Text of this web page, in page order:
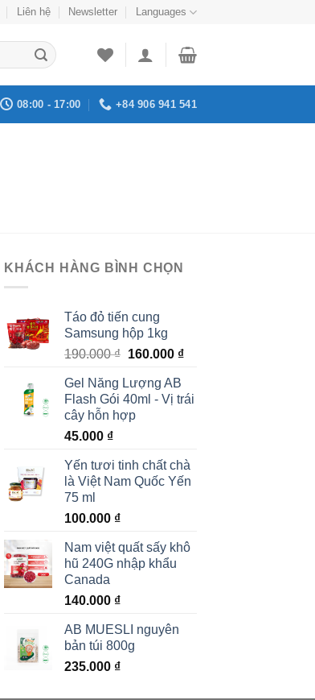
Liên hệ Newsletter Languages
08:00 - 17:00 +84 906 941 541
KHÁCH HÀNG BÌNH CHỌN
Táo đỏ tiến cung
Samsung hộp 1kg
190.000₫ Giá
là:
190.000 ₫.
160.000 ₫Giá
là:
Gel Năng Lượng AB
Flash Gói 40ml - Vị trái
cây hỗn hợp
45.000 ₫
Yến tươi tinh chất chà
là Việt Nam Quốc Yến
75 ml
100.000 ₫
Nam việt quất sấy khô
hũ 240G nhập khẩu
Canada
140.000 ₫
AB MUESLI nguyên
bản túi 800g
235.000 ₫